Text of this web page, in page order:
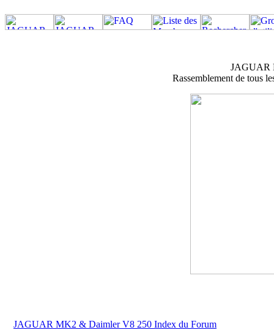
JAGUAR
Rassemblement de tous
JAGUAR MK2 & Daimler V8 250 Index du Forum